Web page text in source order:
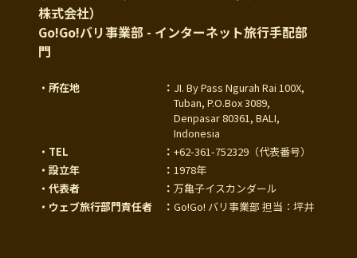
株式会社）
Go!Go!バリ事業部 - インターネット旅行手配部
門
・所在地 ： JI. By Pass Ngurah Rai 100X,
Tuban, P.O.Box 3089,
Denpasar 80361, BALI,
Indonesia
・TEL
： +62-361-752329 （代表番号）
・設立年
： 1978年
・代表者
： 万亀子イスカンダール
・ウェブ旅行部門責任者
： Go!Go! バリ事業部 担当：坪井